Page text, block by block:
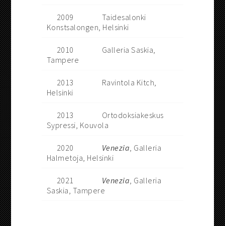
2009
Taidesalonki
Konstsalongen, Helsinki
2010
Galleria Saskia,
Tampere
2013
Ravintola Kitch,
Helsinki
2013
Ortodoksiakeskus
Sypressi, Kouvola
2020 Venezia, Galleria
Halmetoja, Helsinki
2021 Venezia, Galleria
Saskia, Tampere